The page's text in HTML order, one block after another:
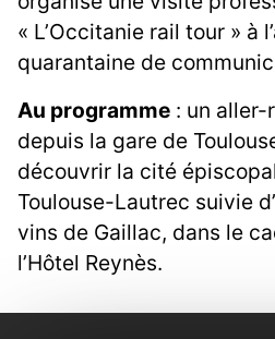
« L’Occitanie rail tour » à
quarantaine de
Au programme : un aller-
depuis la gare de
découvrir la cité
Toulouse-Lautrec suivie
vins de Gaillac, dans le
l’Hôtel Reynès.